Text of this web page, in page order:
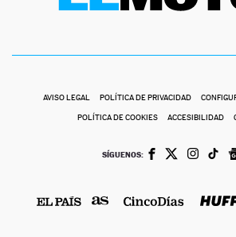
AVISO LEGAL POLÍTICA DE PRIVACIDAD
POLÍTICA DE COOKIES ACCESIBILIDAD
SÍGUENOS: